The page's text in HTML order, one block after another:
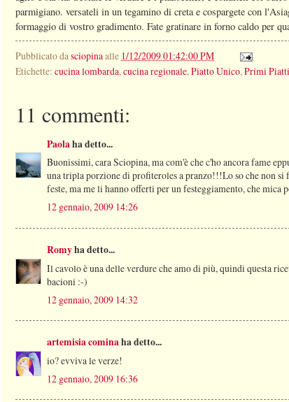
parmigiano. versateli in un tegamino di creta e cospargete con
formaggio di vostro gradimento. Fate gratinare in forno caldo per
Pubblicato da sciopina alle 1/12/2009 01:42:00 PM
Etichette: cucina lombarda, cucina regionale, Piatto Unico, Primi Piatti
11 commenti:
Paolaha detto...
Buonissimi, cara Sciopina, ma com'è che c'ho ancora fame
una tripla porzione di profiteroles a pranzo!!!Lo so che non si
feste, ma me li hanno offerti per un festeggiamento, che mica
12 gennaio, 2009 14:26
Romyha detto...
Il cavolo è una delle verdure che amo di più, quindi questa
bacioni :-)
12 gennaio, 2009 14:32
artemisia cominaha detto...
io? evviva le verze!
12 gennaio, 2009 16:36